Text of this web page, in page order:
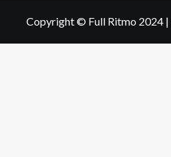
Copyright © Full Ritmo 2024 |